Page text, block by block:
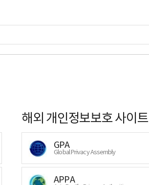
해외 개인정보보호 사이트
GPA
Global Privacy Assembly
APPA